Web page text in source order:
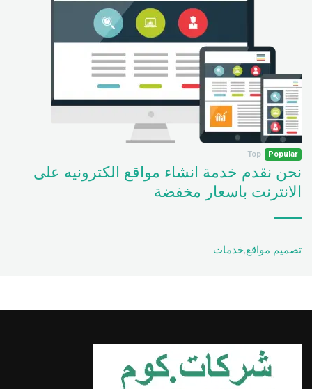
Popular
Top
نحن نقدم خدمة انشاء مواقع الكترونيه على
الانترنت باسعار مخفضة
تصميم مواقع,خدمات